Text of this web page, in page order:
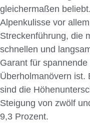
gleichermaßen
Alpenkulisse vor
Streckenführung, die
schnellen und
Garant für
Überholmanövern ist.
sind die
Steigung von zwölf
9,3 Prozent.